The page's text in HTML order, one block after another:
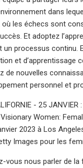
dans
les échecs sont
Et adoptez
un processus continu.
et d’apprentissage
de nouvelles
personnel et
- 25
Women:
2023 à Los
Images pour les
vous nous parler de